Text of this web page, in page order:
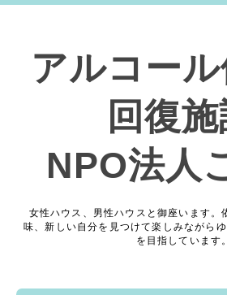
アルコー
回復
NPO法人
女性ハウス、男性ハウスと御座います。
味、新しい自分を見つけて楽しみながら
を目指しています。